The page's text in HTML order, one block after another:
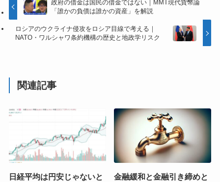
政府の借金は国民の借金ではない｜MMT現代貨幣論
「誰かの負債は誰かの資産」を解説
ロシアのウクライナ侵攻をロシア目線で考える｜
NATO・ワルシャワ条約機構の歴史と地政学リスク
関連記事
日経平均は円安じゃないと
金融緩和と金融引き締めと